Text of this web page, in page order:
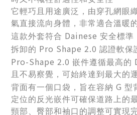
它輕巧且用途廣泛，由穿孔網眼
氣直接流向身體，非常適合溫暖
這款外套符合 Dainese安全標準
拆卸的 Pro Shape 2.0認證軟保
Pro-Shape 2.0嵌件遵循最高的
且不易察覺，可始終達到最大的
背面有一個口袋，旨在容納 G型
定位的反光嵌件可確保道路上的
頸部、臀部和袖口的調整可實現